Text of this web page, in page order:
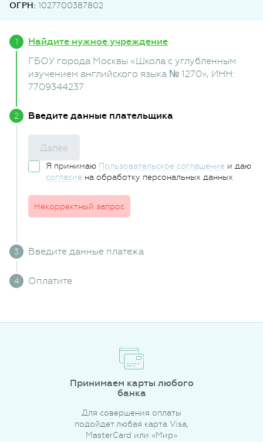
ОГРН: 1027700387802
Найдите нужное учреждение
ГБОУ города Москвы «Школа с углубленным
изучением английского языка № 1270», ИНН:
7709344237
Введите данные плательщика
Далее
Я принимаю Пользовательское соглашение и даю
согласие на обработку персональных данных
Некорректный запрос
Введите данные платежа
Оплатите
Принимаем карты любого
банка
Для совершения оплаты
подойдет любая карта Visa,
MasterCard или «Мир»